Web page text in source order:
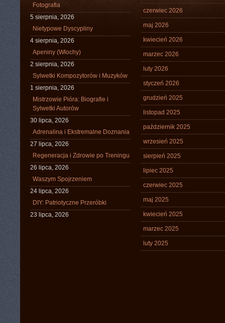
Fotografia
5 sierpnia, 2026
Nietypowe Dyscypliny
4 sierpnia, 2026
Apeniny (Włochy)
2 sierpnia, 2026
Sylwetki Kompozytorów i Muzyków
1 sierpnia, 2026
Mistrzowie Pióra: Biografie i
Sylwetki Autorów
30 lipca, 2026
Adrenalina i Ekstremalne Doznania
27 lipca, 2026
Regeneracja i Zdrowie po Treningu
26 lipca, 2026
Waszym Spojrzeniem
24 lipca, 2026
DIY: Patriotyczne Przeróbki
23 lipca, 2026
czerwiec 2026
maj 2026
kwiecień 2026
marzec 2026
luty 2026
styczeń 2026
grudzień 2025
listopad 2025
październik 2025
wrzesień 2025
sierpień 2025
lipiec 2025
czerwiec 2025
maj 2025
kwiecień 2025
marzec 2025
luty 2025